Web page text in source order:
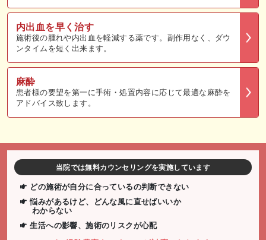
内出血を早く治す
施術後の腫れや内出血を軽減する薬です。副作用なく、ダウ
ンタイムを短く出来ます。
麻酔
患者様の要望を第一に手術・処置内容に応じて最適な麻酔を
アドバイス致します。
当院では無料カウンセリングを実施しています
どの施術が自分に合っているの判断できない
悩みがあるけど、どんな風に直せばいいか
わからない
生活への影響、施術のリスクが心配